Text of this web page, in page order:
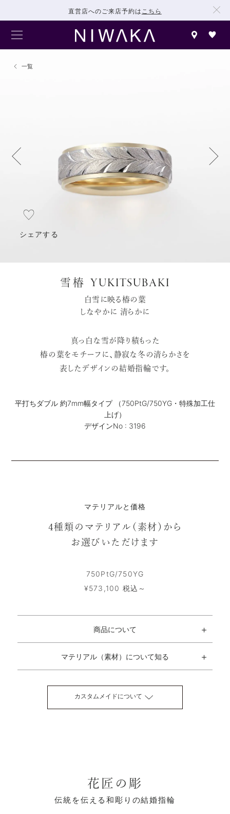
直営店へのご来店予約は こちら
一覧
シェアする
雪椿 YUKITSUBAKI
白雪に映る椿の葉
しなやかに 清らかに
真っ白な雪が降り積もった
椿の葉をモチーフに、静寂な冬の清らかさを
表したデザインの結婚指輪です。
平打ちダブル 約7mm幅タイプ （750PtG/750YG・特殊加工仕
上げ）
デザインNo : 3196
マテリアルと価格
4種類のマテリアル（素材）から
お選びいただけます
750PtG/750YG
¥573,100 税込～
商品について
マテリアル（素材）について知る
カスタムメイドについて
花匠の彫
伝統を伝える和彫りの結婚指輪